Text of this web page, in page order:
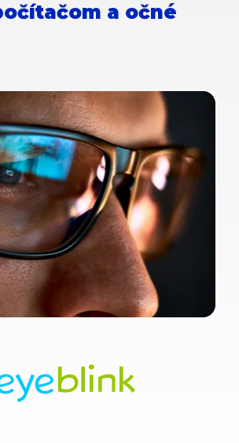
a očné